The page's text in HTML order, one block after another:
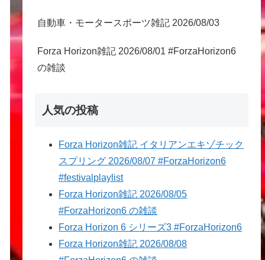
自動車・モータースポーツ雑記 2026/08/03
Forza Horizon雑記 2026/08/01 #ForzaHorizon6
の雑談
人気の投稿
Forza Horizon雑記 イタリアンエキゾチック
スプリング 2026/08/07 #ForzaHorizon6
#festivalplaylist
Forza Horizon雑記 2026/08/05
#ForzaHorizon6 の雑談
Forza Horizon 6 シリーズ3 #ForzaHorizon6
Forza Horizon雑記 2026/08/08